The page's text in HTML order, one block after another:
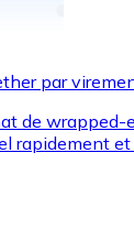
Visa et
par
de wrapped-
rapidement et